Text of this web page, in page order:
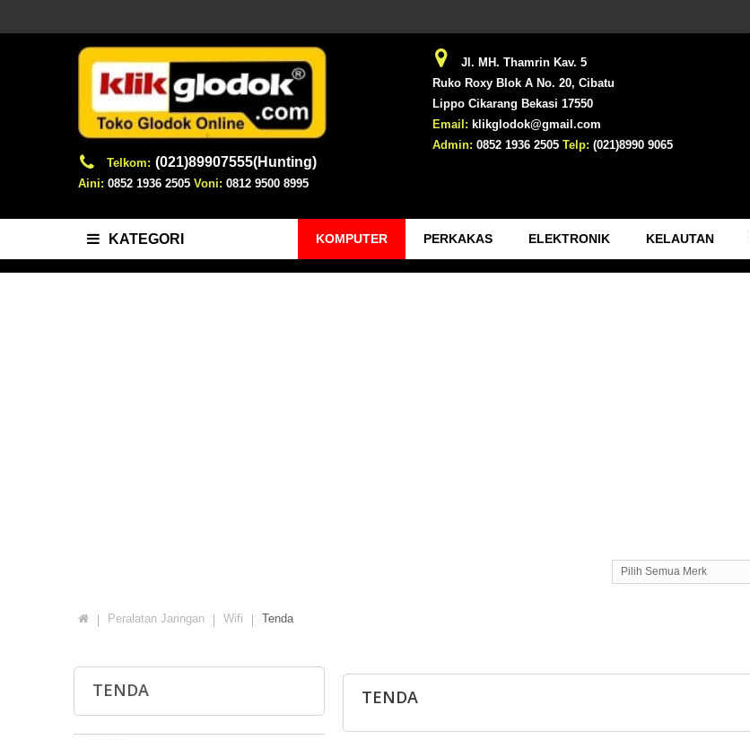
Telkom: (021)89907555(Hunting)
Aini: 0852 1936 2505 Voni: 0812 9500 8995
Jl. MH. Thamrin Kav. 5
Ruko Roxy Blok A No. 20, Cibatu
Lippo Cikarang Bekasi 17550
Email: klikglodok@gmail.com
Admin: 0852 1936 2505 Telp: (021)8990 9065
KATEGORI KOMPUTER PERKAKAS ELEKTRONIK KELAUTAN
Pilih Semua Merk
Peralatan Jaringan Wifi Tenda
TENDA TENDA